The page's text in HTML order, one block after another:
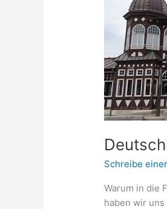
Schreibe
Warum in die
haben wir